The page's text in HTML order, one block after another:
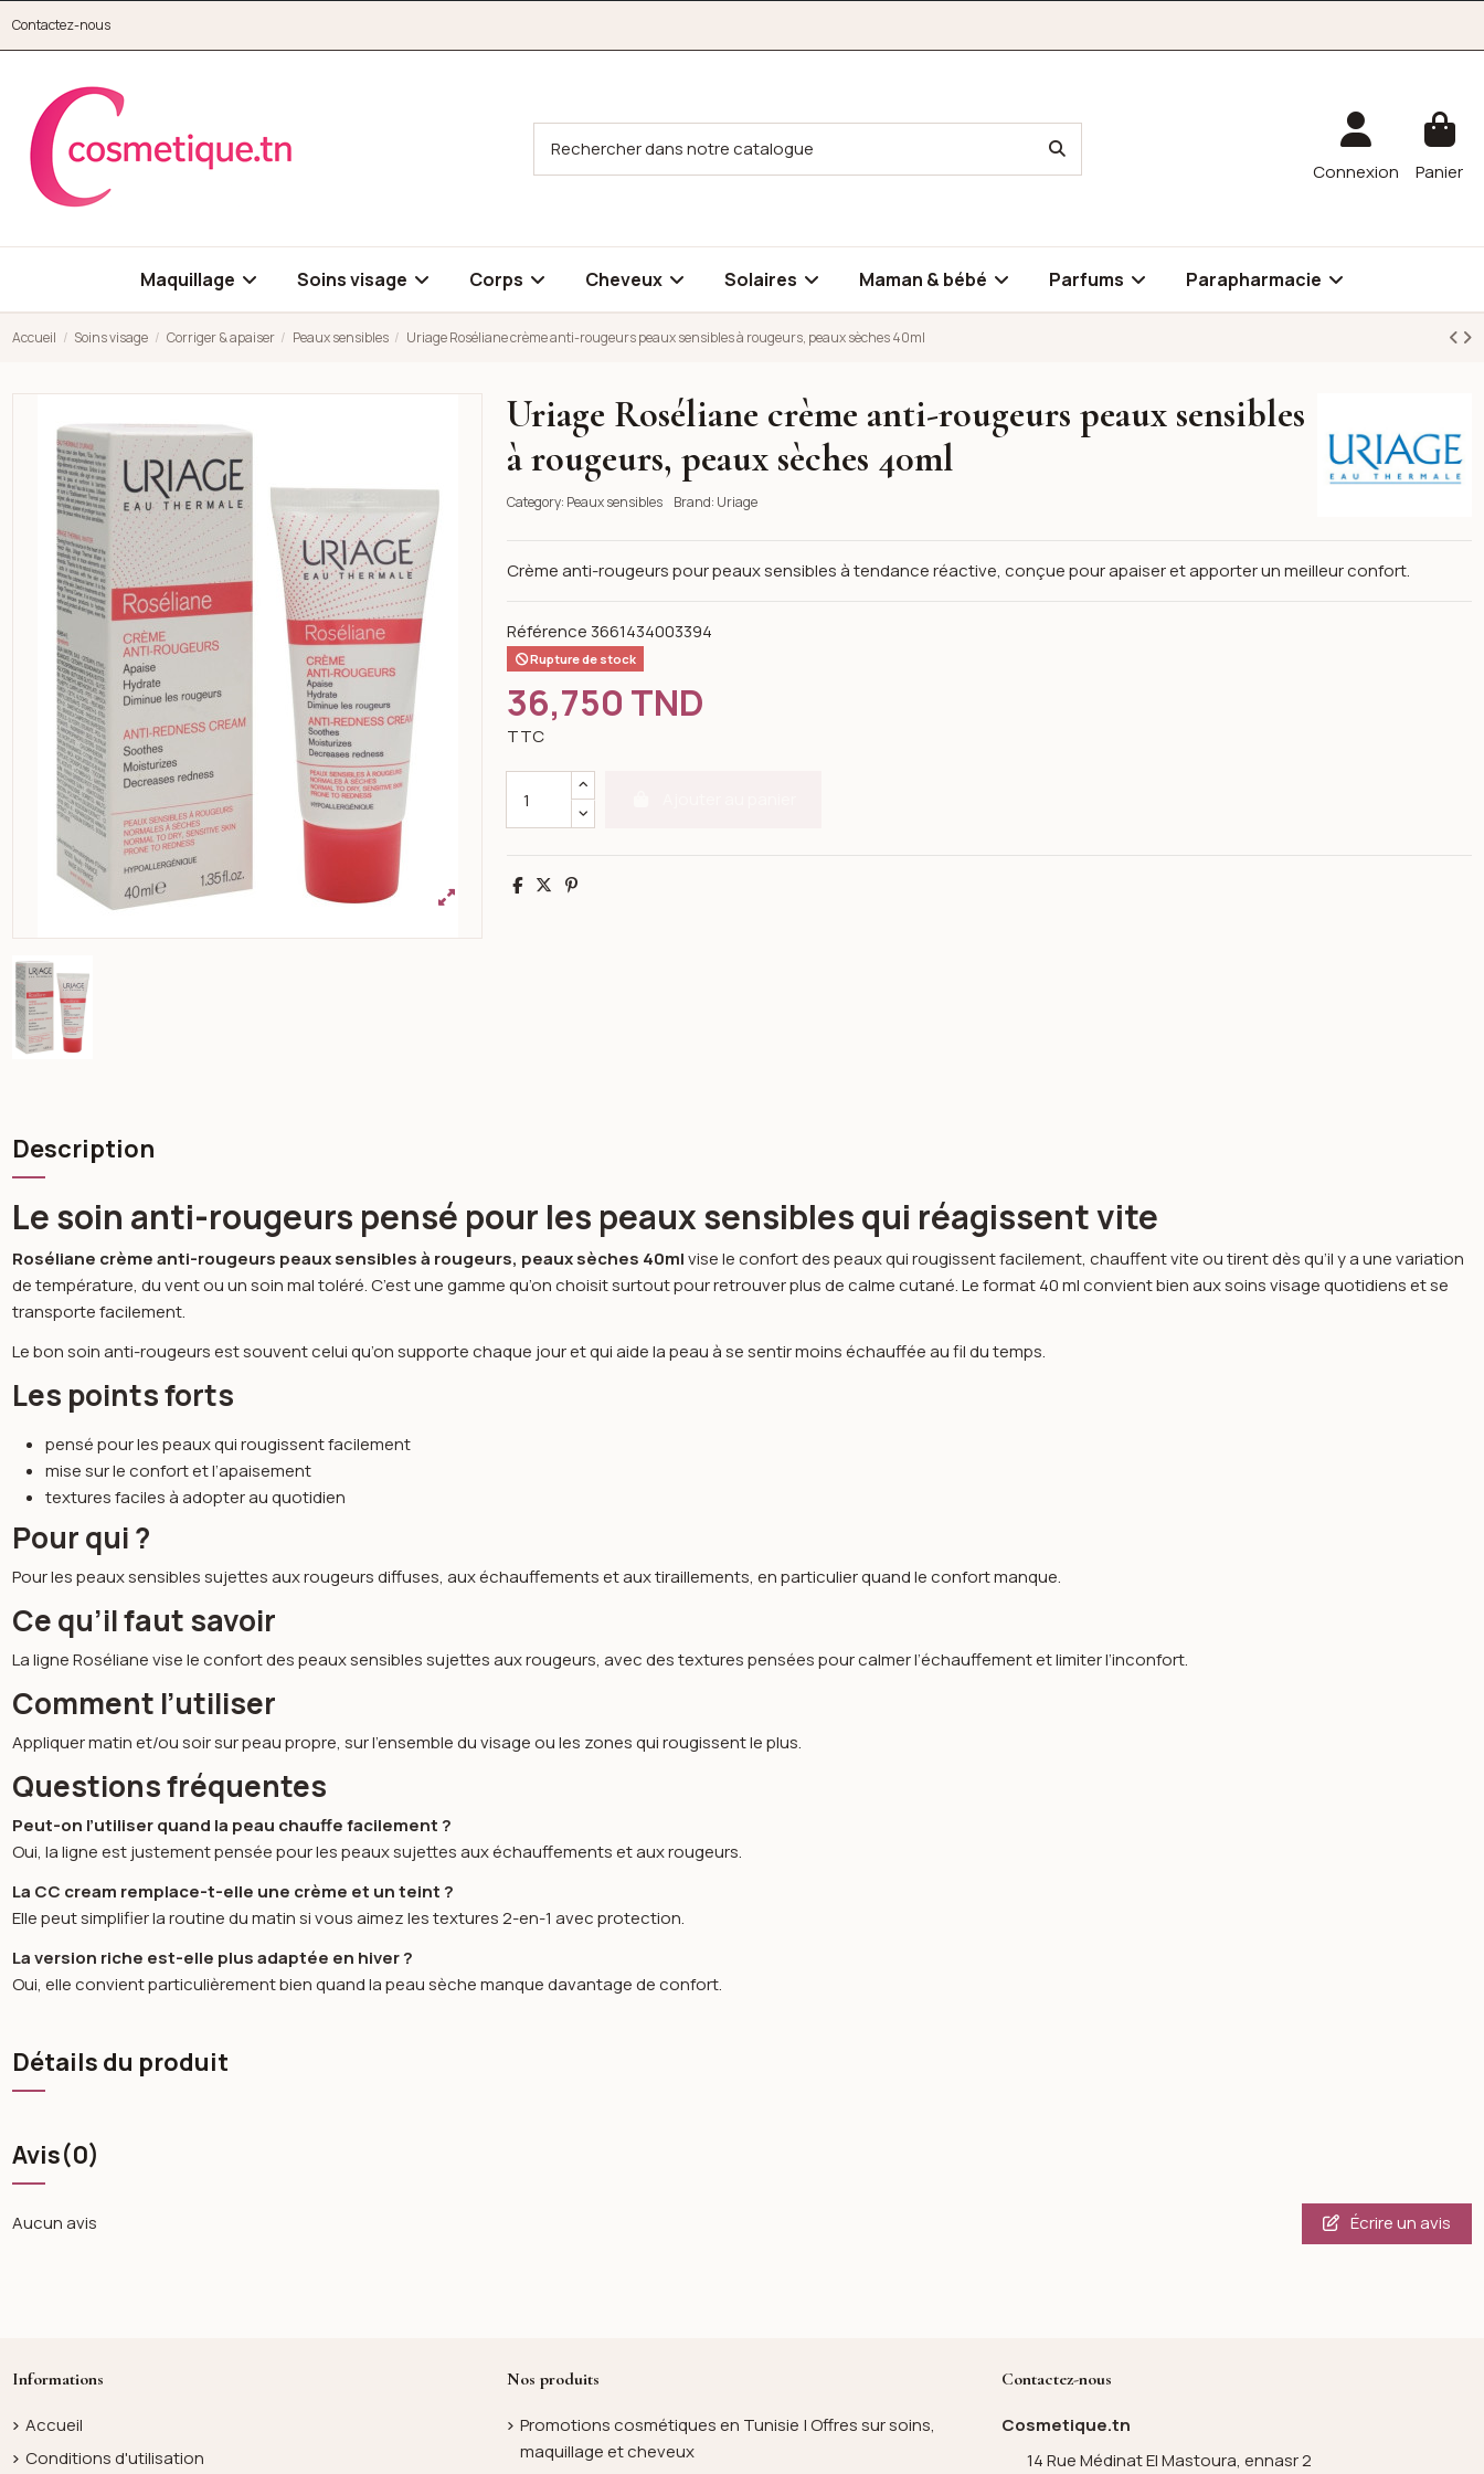
Contactez-nous
Connexion Panier
Maquillage Soins visage Corps Cheveux Solaires Maman & bébé Parfums Parapharmacie
Accueil Soins visage Corriger & apaiser Peaux sensibles Uriage Roséliane crème anti-rougeurs peaux sensibles à rougeurs, peaux sèches 40ml
Open high resolution image of Uriage Roséliane crème anti-rougeurs peaux sensibles à rougeurs, peaux sèches 40ml
Uriage Roséliane crème anti-rougeurs peaux sensibles
à rougeurs, peaux sèches 40ml
Category: Peaux sensibles Brand: Uriage
Crème anti-rougeurs pour peaux sensibles à tendance réactive, conçue pour apaiser et apporter un meilleur confort.
Référence 3661434003394
Rupture de stock
36,750 TND
TTC
Partager
TweetPinterest
Description
Le soin anti-rougeurs pensé pour les peaux sensibles qui réagissent vite
Roséliane crème anti-rougeurs peaux sensibles à rougeurs, peaux sèches 40mlvise le confort des peaux qui rougissent facilement, chauffent vite ou tirent dès qu’il y a une variation
de température, du vent ou un soin mal toléré. C’est une gamme qu’on choisit surtout pour retrouver plus de calme cutané. Le format 40 ml convient bien aux soins visage quotidiens et se
transporte facilement.
Le bon soin anti-rougeurs est souvent celui qu’on supporte chaque jour et qui aide la peau à se sentir moins échauffée au fil du temps.
Les points forts
pensé pour les peaux qui rougissent facilement
mise sur le confort et l’apaisement
textures faciles à adopter au quotidien
Pour qui ?
Pour les peaux sensibles sujettes aux rougeurs diffuses, aux échauffements et aux tiraillements, en particulier quand le confort manque.
Ce qu’il faut savoir
La ligne Roséliane vise le confort des peaux sensibles sujettes aux rougeurs, avec des textures pensées pour calmer l’échauffement et limiter l’inconfort.
Comment l’utiliser
Appliquer matin et/ou soir sur peau propre, sur l’ensemble du visage ou les zones qui rougissent le plus.
Questions fréquentes
Peut-on l’utiliser quand la peau chauffe facilement ?
Oui, la ligne est justement pensée pour les peaux sujettes aux échauffements et aux rougeurs.
La CC cream remplace-t-elle une crème et un teint ?
Elle peut simplifier la routine du matin si vous aimez les textures 2-en-1 avec protection.
La version riche est-elle plus adaptée en hiver ?
Oui, elle convient particulièrement bien quand la peau sèche manque davantage de confort.
Détails du produit
Avis(0)
Aucun avis Écrire un avis
Informations
Accueil
Conditions d'utilisation
Nos produits
Promotions cosmétiques en Tunisie | Offres sur soins,
maquillage et cheveux
Contactez-nous
Cosmetique.tn
14 Rue Médinat El Mastoura, ennasr 2